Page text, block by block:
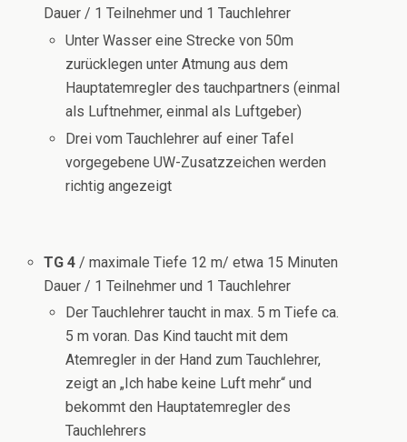
Dauer / 1 Teilnehmer und 1 Tauchlehrer
Unter Wasser eine Strecke von 50m
zurücklegen unter Atmung aus dem
Hauptatemregler des tauchpartners (einmal
als Luftnehmer, einmal als Luftgeber)
Drei vom Tauchlehrer auf einer Tafel
vorgegebene UW-Zusatzzeichen werden
richtig angezeigt
TG 4 / maximale Tiefe 12 m/ etwa 15 Minuten
Dauer / 1 Teilnehmer und 1 Tauchlehrer
Der Tauchlehrer taucht in max. 5 m Tiefe ca.
5 m voran. Das Kind taucht mit dem
Atemregler in der Hand zum Tauchlehrer,
zeigt an „Ich habe keine Luft mehr“ und
bekommt den Hauptatemregler des
Tauchlehrers